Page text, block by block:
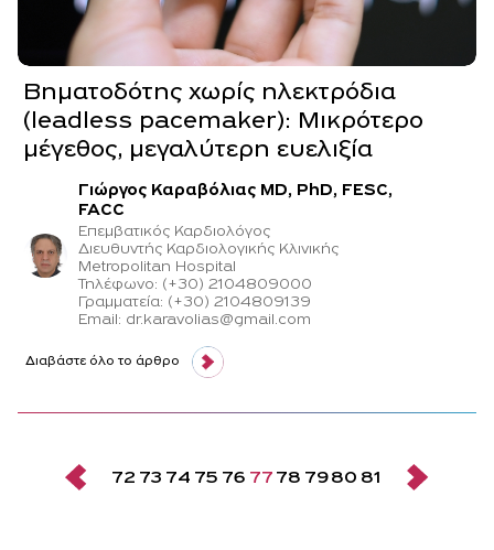
Βηματοδότης χωρίς ηλεκτρόδια
(leadless pacemaker): Μικρότερο
μέγεθος, μεγαλύτερη ευελιξία
Γιώργος Καραβόλιας MD, PhD, FESC,
FACC
Επεμβατικός Καρδιολόγος
Διευθυντής Καρδιολογικής Κλινικής
Metropolitan Hospital
Τηλέφωνο: (+30) 2104809000
Γραμματεία: (+30) 2104809139
Email: dr.karavolias@gmail.com
Διαβάστε όλο το άρθρο
72 73 74 75 76 77 78 79 80 81